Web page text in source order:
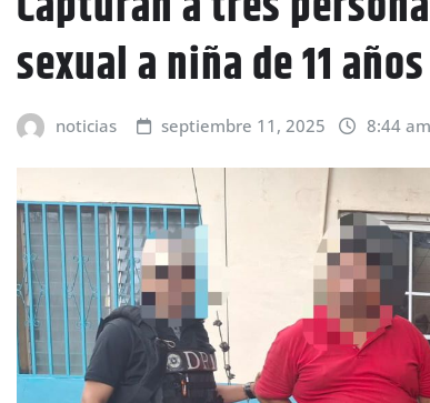
sexual a niña de 11
noticias septiembre 11, 2025 8:44 am